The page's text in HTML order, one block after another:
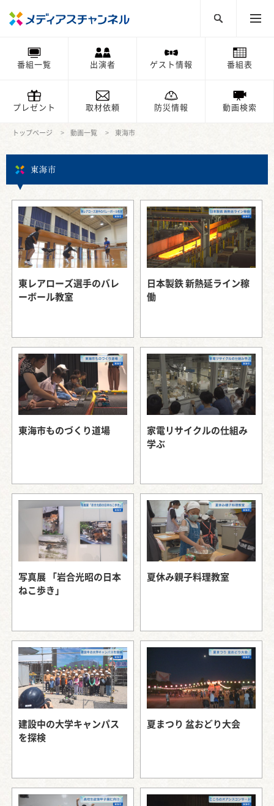
番組一覧 出演者 ゲスト情報 番組表
プレゼント 取材依頼 防災情報 動画検索
トップページ 動画一覧 東海市
東海市
東レアローズ選手のバレ
ーボール教室
日本製鉄 新熱延ライン稼
働
東海市ものづくり道場
家電リサイクルの仕組み
学ぶ
写真展 「岩合光昭の日本
ねこ歩き」
夏休み親子料理教室
建設中の大学キャンパス
を探検
夏まつり 盆おどり大会